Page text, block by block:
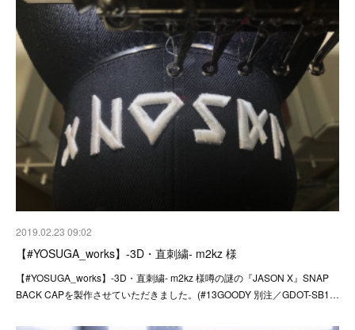
2019.02.23 09:02
【#YOSUGA_works】-3D・直刺繍- m2kz 様
【#YOSUGA_works】-3D・直刺繍- m2kz 様噂の謎の『JASON X』SNAP
BACK CAPを製作させていただきました。(#13GOODY 別注／GDOT-SB1…